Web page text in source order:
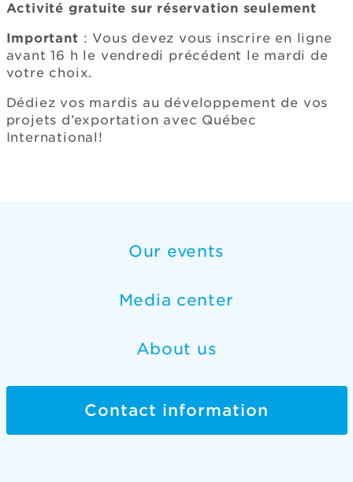
Activité gratuite sur réservation seulement
Important : Vous devez vous inscrire en ligne
avant 16 h le vendredi précédent le mardi de
votre choix.
Dédiez vos mardis au développement de vos
projets d’exportation avec Québec
International!
Our events
Media center
About us
Contact information